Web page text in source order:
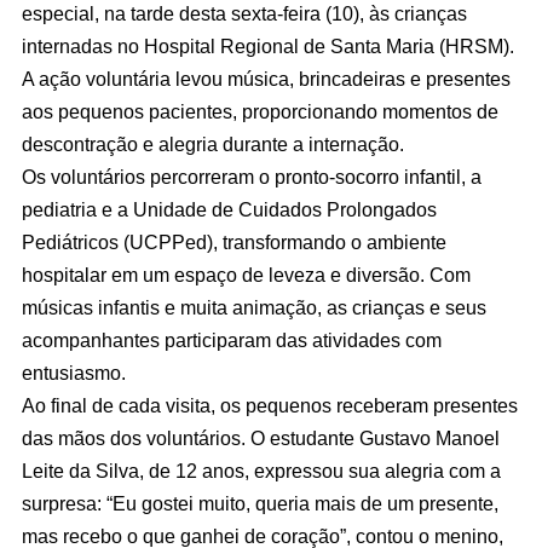
especial, na tarde desta sexta-feira (10), às crianças
internadas no Hospital Regional de Santa Maria (HRSM).
A ação voluntária levou música, brincadeiras e presentes
aos pequenos pacientes, proporcionando momentos de
descontração e alegria durante a internação.
Os voluntários percorreram o pronto-socorro infantil, a
pediatria e a Unidade de Cuidados Prolongados
Pediátricos (UCPPed), transformando o ambiente
hospitalar em um espaço de leveza e diversão. Com
músicas infantis e muita animação, as crianças e seus
acompanhantes participaram das atividades com
entusiasmo.
Ao final de cada visita, os pequenos receberam presentes
das mãos dos voluntários. O estudante Gustavo Manoel
Leite da Silva, de 12 anos, expressou sua alegria com a
surpresa: “Eu gostei muito, queria mais de um presente,
mas recebo o que ganhei de coração”, contou o menino,